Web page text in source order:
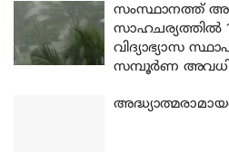
സംസ്ഥാനത്ത്
സാഹചര്യത്തിൽ
വിദ്യാഭ്യാസ
സമ്പൂർണ